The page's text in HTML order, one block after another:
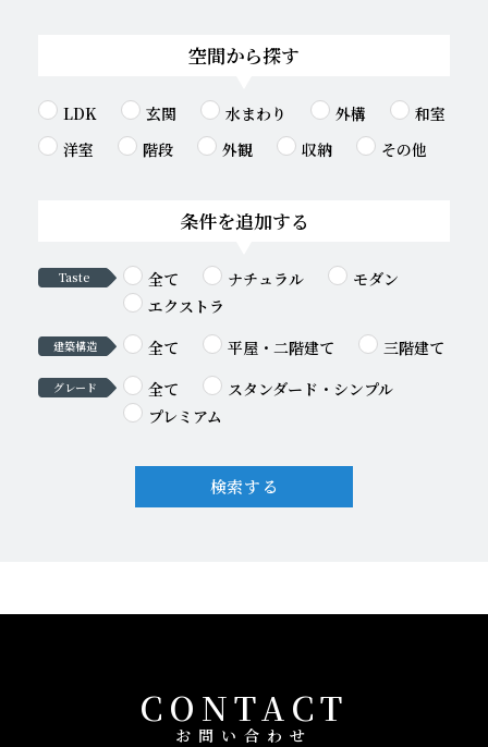
空間から探す
LDK 玄関 水まわり 外構
和室
洋室
階段 外観 収納 その他
条件を追加する
Taste 全て ナチュラル
モダン
エクストラ
建築構造 全て 平屋・二階建て 三階建て
グレード 全て
スタンダード・シンプル
プレミアム
検索する
CONTACT
お問い合わせ